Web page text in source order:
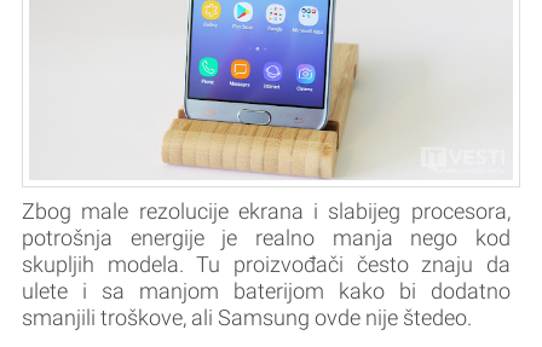
Zbog male rezolucije ekrana i slabijeg procesora,
potrošnja energije je realno manja nego kod
skupljih modela. Tu proizvođači često znaju da
ulete i sa manjom baterijom kako bi dodatno
smanjili troškove, ali Samsung ovde nije štedeo.